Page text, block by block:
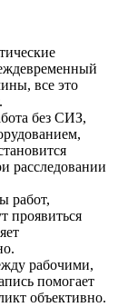
все это
без СИЗ,
расследовании
работ,
проявиться
рабочими,
помогает
объективно.